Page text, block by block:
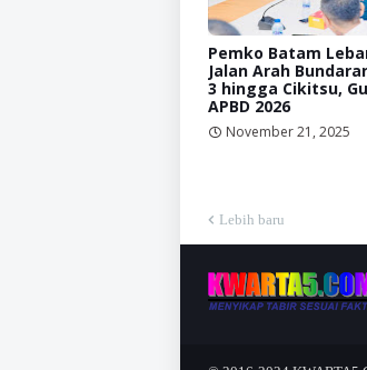
Pemko Batam
Jalan Arah
3 hingga Cikitsu,
APBD 2026
November 21, 2025
Lebih baru